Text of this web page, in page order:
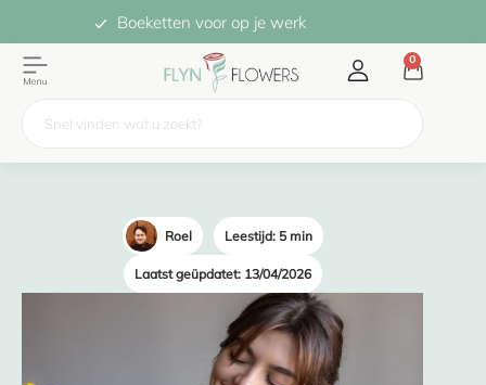
Boeketten voor op je werk
0
Roel Leestijd: 5 min
Laatst geüpdatet: 13/04/2026